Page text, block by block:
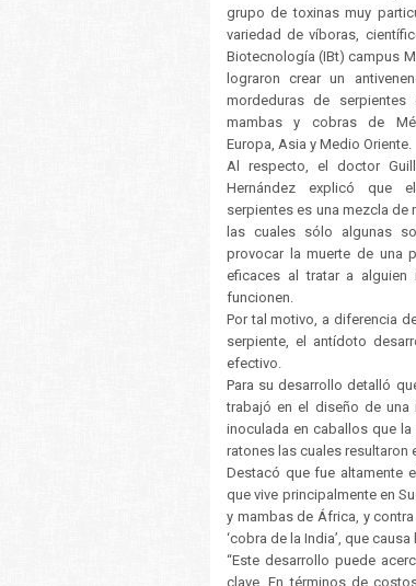
grupo de toxinas muy
variedad de víboras,
Biotecnología (IBt) campus
lograron crear un
mordeduras de serpientes
mambas y cobras de
Europa, Asia y Medio Oriente.
Al respecto, el doctor
Hernández explicó que
serpientes es una mezcla de
las cuales sólo algunas
provocar la muerte de una
eficaces al tratar a
funcionen.
Por tal motivo, a diferencia
serpiente, el antídoto
efectivo.
Para su desarrollo detalló
trabajó en el diseño de una
inoculada en caballos que
ratones las cuales resultaron
Destacó que fue altamente
que vive principalmente en
y mambas de África, y
‘cobra de la India’, que
“Este desarrollo puede
clave. En términos de